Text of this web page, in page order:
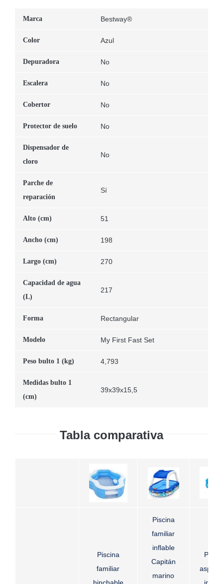
Marca Bestway®
Color Azul
Depuradora No
Escalera No
Cobertor No
Protector de suelo No
Dispensador de
cloro
No
Parche de
reparación
Sí
Alto (cm) 51
Ancho (cm) 198
Largo (cm) 270
Capacidad de agua
(L)
217
Forma Rectangular
Modelo My First Fast Set
Peso bulto 1 (kg) 4,793
Medidas bulto 1
(cm)
39x39x15,5
Tabla comparativa
Piscina
familiar
hinchable
Piscina
familiar
inflable
Capitán
marino